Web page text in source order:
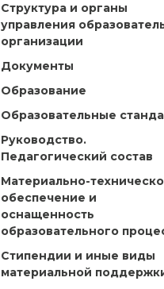
Структура и органы
управления
организации
Документы
Образование
Образовательные
Руководство.
Педагогический состав
Материально-
обеспечение и
оснащенность
образовательного
Стипендии и иные виды
материальной